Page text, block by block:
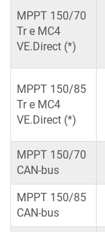
MPPT 150/70
Tr e MC4
VE.Direct (*)
MPPT 150/85
Tr e MC4
VE.Direct (*)
MPPT 150/70
CAN-bus
MPPT 150/85
CAN-bus